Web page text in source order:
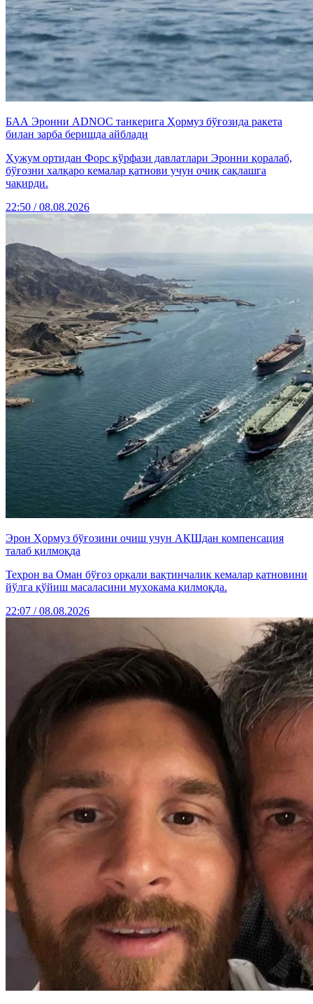
БАА Эронни ADNOC танкерига Ҳормуз бўғозида ракета
билан зарба беришда айблади
Ҳужум ортидан Форс кўрфази давлатлари Эронни қоралаб,
бўғозни халқаро кемалар қатнови учун очиқ сақлашга
чақирди.
22:50 / 08.08.2026
Эрон Ҳормуз бўғозини очиш учун АҚШдан компенсация
талаб қилмоқда
Теҳрон ва Оман бўғоз орқали вақтинчалик кемалар қатновини
йўлга қўйиш масаласини муҳокама қилмоқда.
22:07 / 08.08.2026